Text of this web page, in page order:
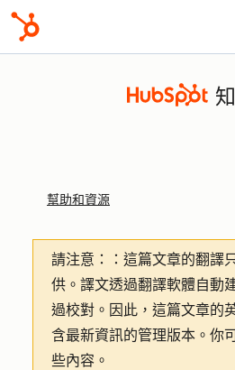
幫助和資源
請注意：
：這篇文章的翻譯
供。譯文透過翻譯軟體自動
過校對。因此，這篇文章的
含最新資訊的管理版本。你
些內容。